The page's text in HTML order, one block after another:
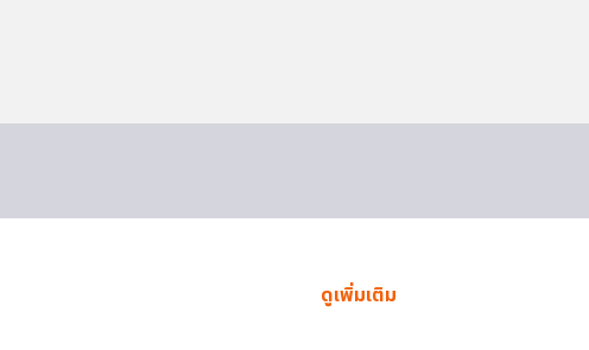
ดูเพิ่มเติม